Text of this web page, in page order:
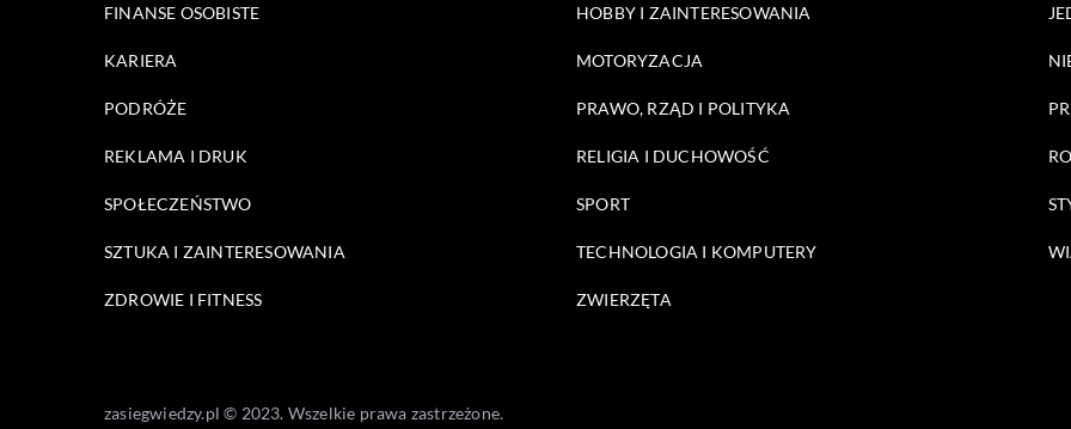
FINANSE OSOBISTE HOBBY I ZAINTERESOWANIA
KARIERA MOTORYZACJA
PODRÓŻE PRAWO, RZĄD I POLITYKA
REKLAMA I DRUK RELIGIA I DUCHOWOŚĆ
SPOŁECZEŃSTWO SPORT
SZTUKA I ZAINTERESOWANIA TECHNOLOGIA I KOMPUTERY
ZDROWIE I FITNESS ZWIERZĘTA
zasiegwiedzy.pl © 2023. Wszelkie prawa zastrzeżone.